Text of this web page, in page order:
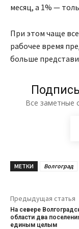
месяц, а 1% —
При этом чаще
рабочее время
больше
Все заметные
МЕТКИ Волгоград
Предыдущая статья
На севере
области два
единым целым